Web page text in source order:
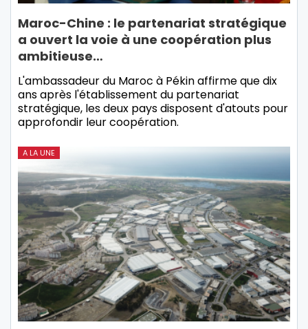
Maroc-Chine : le partenariat stratégique
a ouvert la voie à une coopération plus
ambitieuse…
L'ambassadeur du Maroc à Pékin affirme que dix
ans après l'établissement du partenariat
stratégique, les deux pays disposent d'atouts pour
approfondir leur coopération.
A LA UNE